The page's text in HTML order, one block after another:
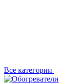
Все категории